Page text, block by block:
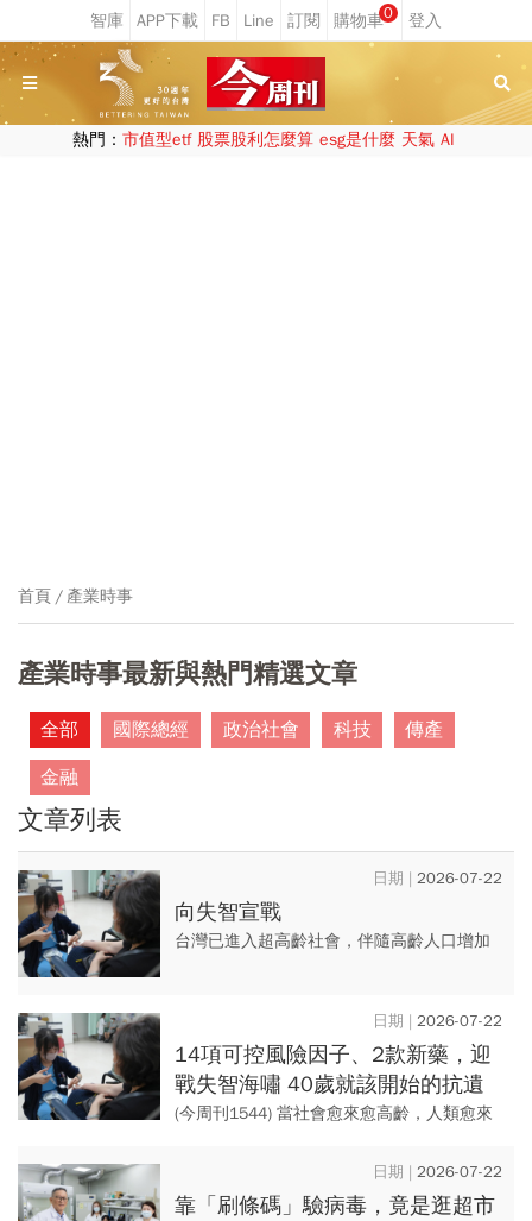
0
熱門： 市值型etf 股票股利怎麼算 esg是什麼 天氣 AI
首頁 產業時事
產業時事最新與熱門精選文章
全部 國際總經 政治社會 科技
傳產
金融
文章列表
2026-07-22
向失智宣戰
台灣已進入超高齡社會，伴隨高齡人口增加
2026-07-22
14項可控風險因子、2款新藥，迎
戰失智海嘯 40歲就該開始的抗遺
忘戰爭
(今周刊1544) 當社會愈來愈高齡，人類愈來
它至今仍然是「不治之症」，但不代表沒有
任何...
2026-07-22
靠「刷條碼」驗病毒，竟是逛超市